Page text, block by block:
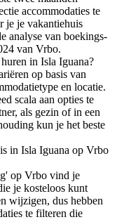
accommodaties te
je je vakantiehuis
analyse van boekings-
van Vrbo.
in Isla Iguana?
op basis van
en locatie.
scala aan opties te
als gezin of in een
kun je het beste
in Isla Iguana op Vrbo
op Vrbo vind je
je kosteloos kunt
wijzigen, dus hebben
te filteren die